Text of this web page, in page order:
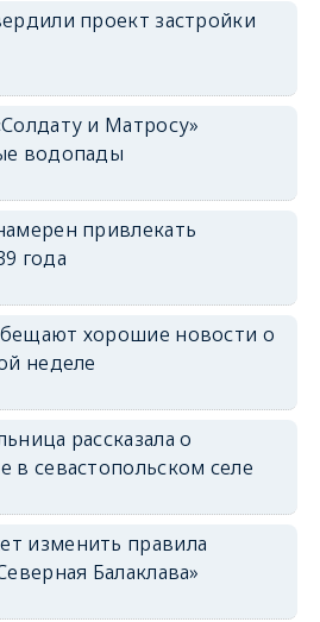
проект застройки
и Матросу»
водопады
привлекать
года
хорошие новости о
неделе
рассказала о
в севастопольском селе
изменить правила
Балаклава»